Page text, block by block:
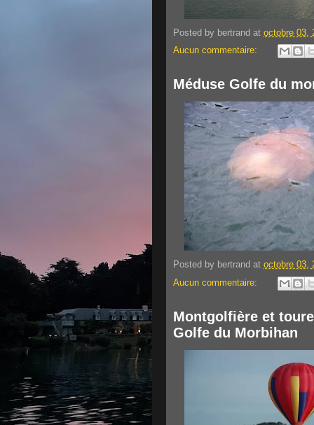
Posted by bertrand at octobre 03,
Aucun commentaire:
Méduse Golfe du
Posted by bertrand at octobre 03,
Aucun commentaire:
Montgolfière et
Golfe du Morbihan